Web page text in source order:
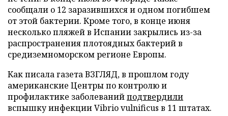
сообщали о 12 заразившихся и одном погибшем
от этой бактерии. Кроме того, в конце июня
несколько пляжей в Испании закрылись из-за
распространения плотоядных бактерий в
средиземноморском регионе Европы.
Как писала газета ВЗГЛЯД, в прошлом году
американские Центры по контролю и
профилактике заболеванийподтвердили
вспышку инфекции Vibrio vulnificus в 11 штатах.